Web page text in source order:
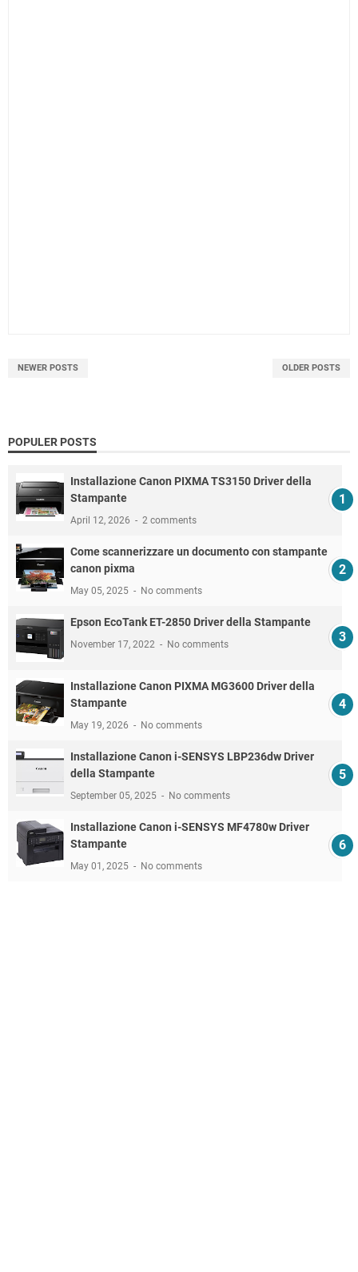
NEWER POSTS OLDER POSTS
POPULER POSTS
Installazione Canon PIXMA TS3150 Driver della
Stampante
April 12, 2026 2 comments
Come scannerizzare un documento con stampante
canon pixma
May 05, 2025 No comments
Epson EcoTank ET-2850 Driver della Stampante
November 17, 2022 No comments
Installazione Canon PIXMA MG3600 Driver della
Stampante
May 19, 2026 No comments
Installazione Canon i-SENSYS LBP236dw Driver
della Stampante
September 05, 2025 No comments
Installazione Canon i-SENSYS MF4780w Driver
Stampante
May 01, 2025 No comments